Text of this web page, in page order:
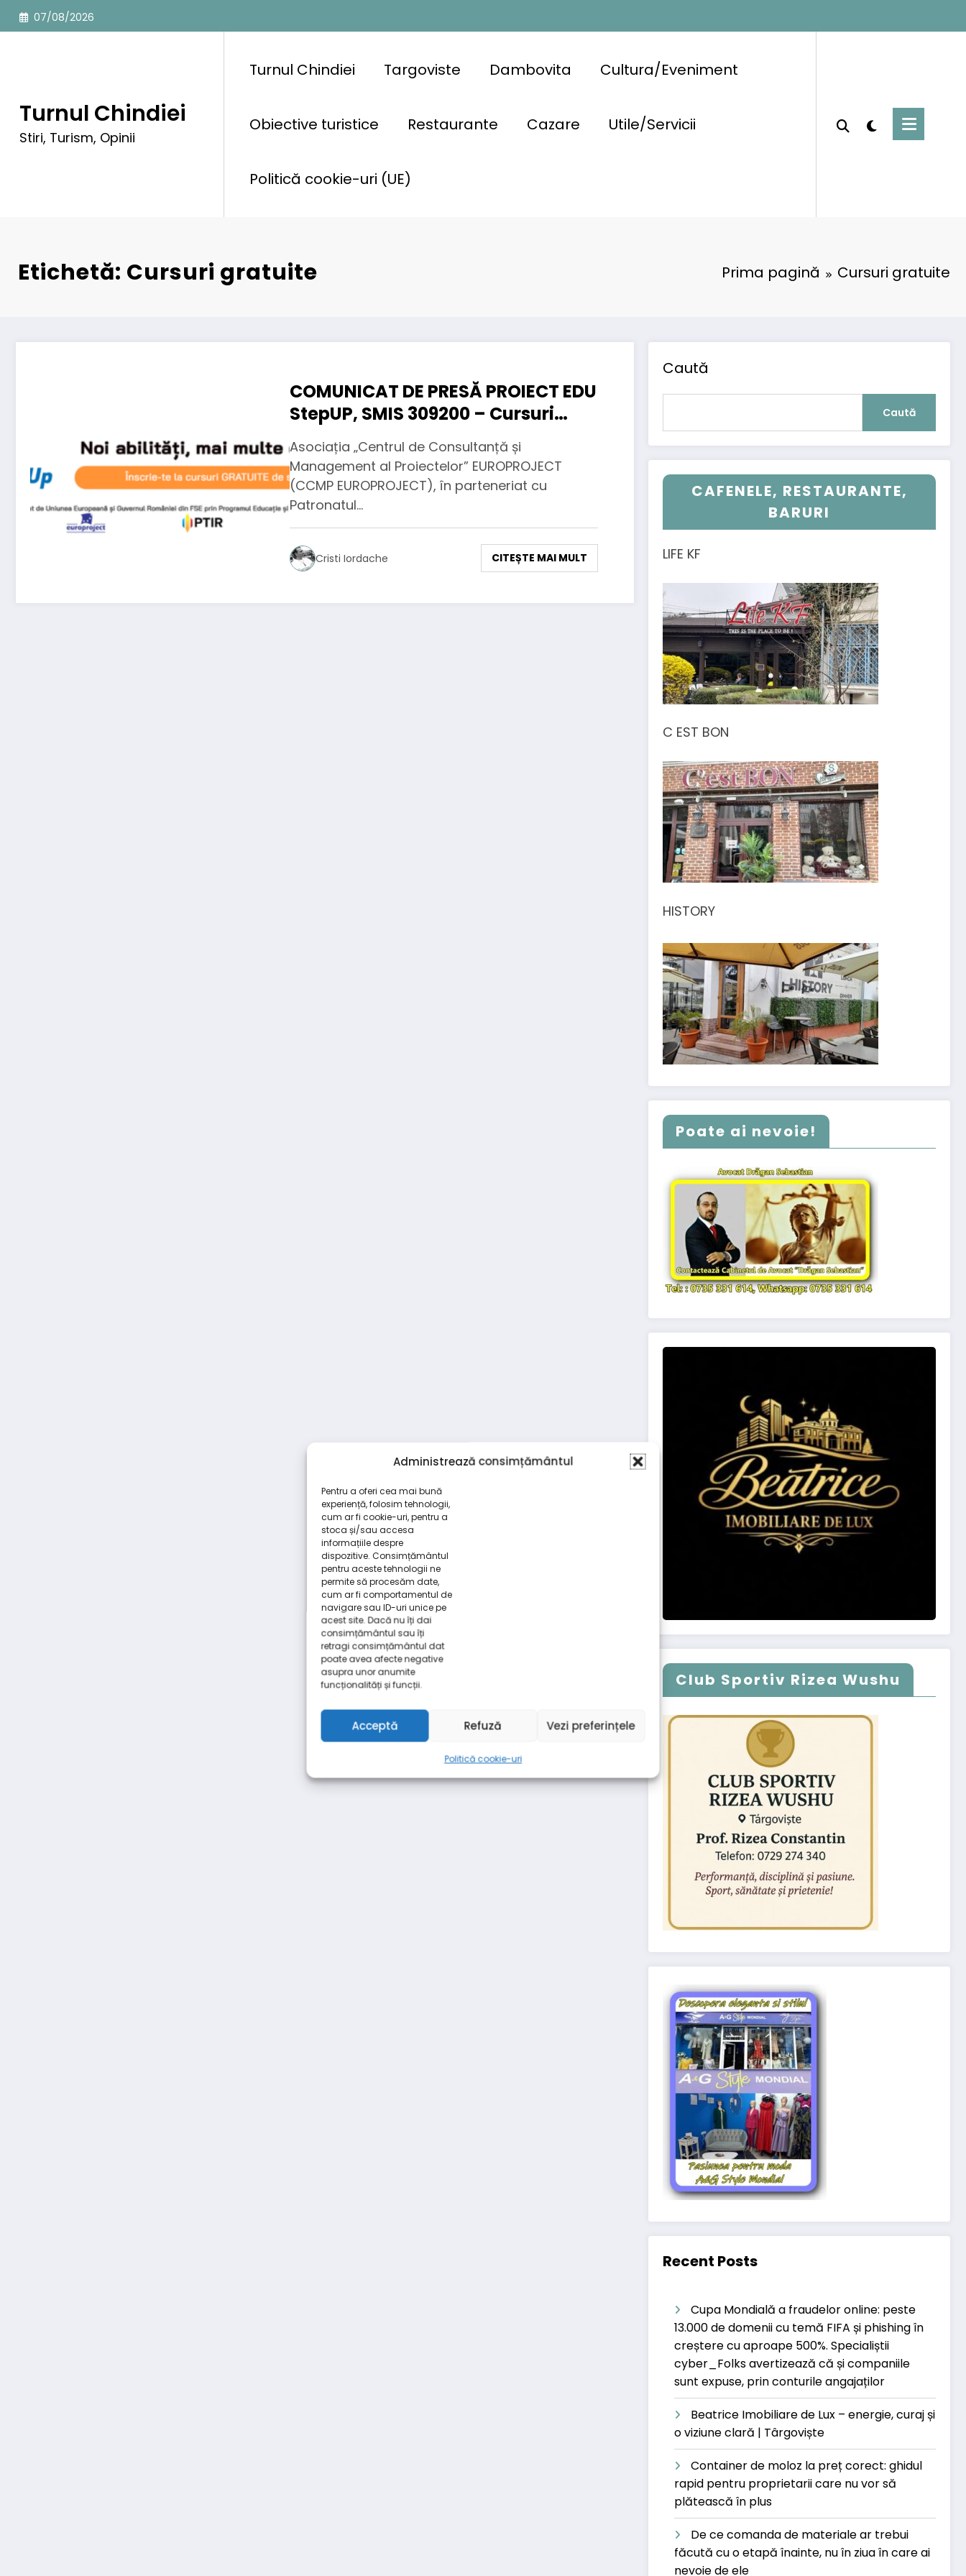
Administrează consimțământul
Pentru a oferi cea mai bună
experiență, folosim tehnologii,
cum ar fi cookie-uri, pentru a
stoca și/sau accesa
informațiile despre
dispozitive. Consimțământul
pentru aceste tehnologii ne
permite să procesăm date,
cum ar fi comportamentul de
navigare sau ID-uri unice pe
acest site. Dacă nu îți dai
consimțământul sau îți
retragi consimțământul dat
poate avea afecte negative
asupra unor anumite
funcționalități și funcții.
Acceptă Refuză Vezi preferințele
Politică cookie-uri
07/08/2026
Turnul Chindiei
Stiri, Turism, Opinii
Turnul Chindiei Targoviste Dambovita Cultura/Eveniment
Obiective turistice Restaurante Cazare Utile/Servicii
Politică cookie-uri (UE)
Etichetă: Cursuri gratuite Prima pagină Cursuri gratuite
COMUNICAT DE PRESĂ PROIECT EDU
StepUP, SMIS 309200 – Cursuri
gratuite
Asociația „Centrul de Consultanță și
Management al Proiectelor” EUROPROJECT
(CCMP EUROPROJECT), în parteneriat cu
Patronatul…
Cristi Iordache CITEȘTE MAI MULT
Caută
Caută
CAFENELE, RESTAURANTE,
BARURI
LIFE KF
C EST BON
HISTORY
Poate ai nevoie!
Club Sportiv Rizea Wushu
Recent Posts
Cupa Mondială a fraudelor online: peste
13.000 de domenii cu temă FIFA și phishing în
creștere cu aproape 500%. Specialiștii
cyber_Folks avertizează că și companiile
sunt expuse, prin conturile angajaților
Beatrice Imobiliare de Lux – energie, curaj și
o viziune clară | Târgoviște
Container de moloz la preț corect: ghidul
rapid pentru proprietarii care nu vor să
plătească în plus
De ce comanda de materiale ar trebui
făcută cu o etapă înainte, nu în ziua în care ai
nevoie de ele